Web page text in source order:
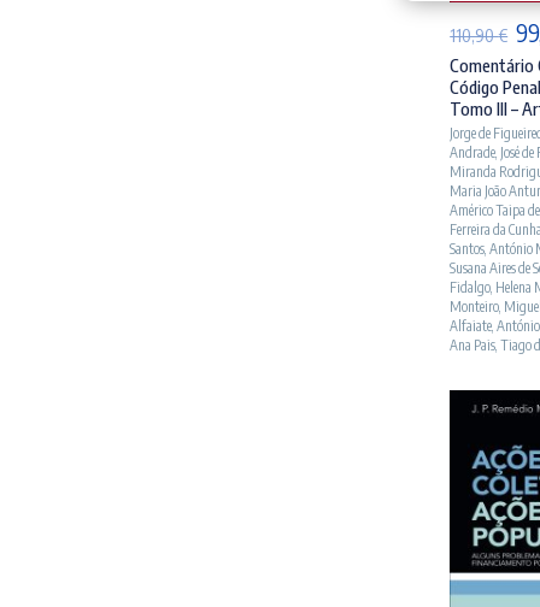
110,90€ O
Comentário
Código
Tomo III –
Jorge de
Andrade, José
Miranda
Maria João
Américo Taipa
Ferreira da
Santos,António
Susana Aires de
Fidalgo, Helena
Monteiro,
Alfaiate,
Ana Pais,Tiago